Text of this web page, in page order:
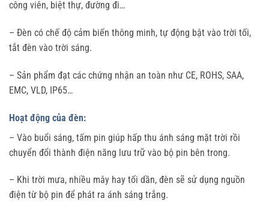
công viên, biệt thự, đường đi…
– Đèn có chế độ cảm biến thông minh, tự động bật vào trời tối,
tắt đèn vào trời sáng.
– Sản phẩm đạt các chứng nhận an toàn như CE, ROHS, SAA,
EMC, VLD, IP65…
Hoạt động của đèn:
– Vào buổi sáng, tấm pin giúp hấp thu ánh sáng mặt trời rồi
chuyển đổi thành điện năng lưu trữ vào bộ pin bên trong.
– Khi trời mưa, nhiều mây hay tối dần, đèn sẽ sử dụng nguồn
điện từ bộ pin để phát ra ánh sáng trắng.